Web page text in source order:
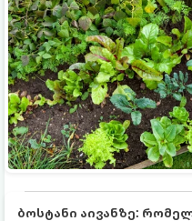
ბოსტანი აივანზე: